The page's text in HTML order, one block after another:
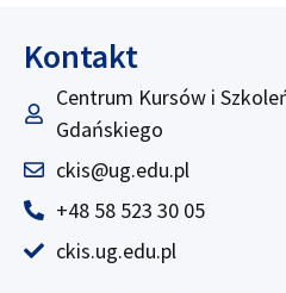
Kontakt
Centrum Kursów i
Gdańskiego
ckis@ug.edu.pl
+48 58 523 30 05
ckis.ug.edu.pl